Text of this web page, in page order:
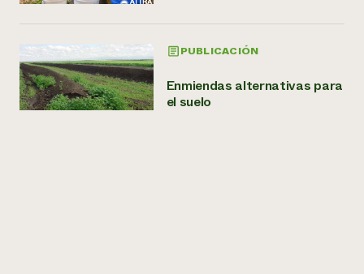
PUBLICACIÓN
Enmiendas alternativas para
el suelo